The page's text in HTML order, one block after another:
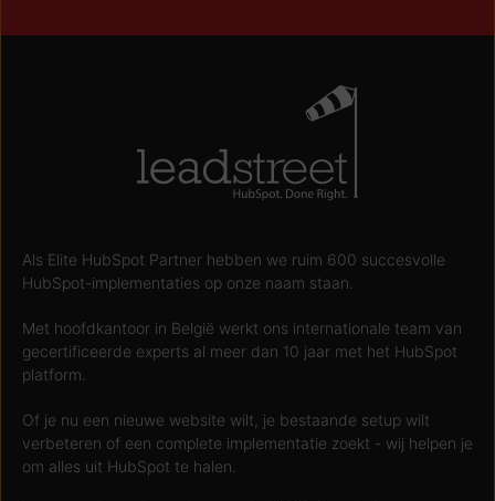
Als Elite HubSpot Partner hebben we ruim 600 succesvolle
HubSpot-implementaties op onze naam staan.
Met hoofdkantoor in België werkt ons internationale team van
gecertificeerde experts al meer dan 10 jaar met het HubSpot
platform.
Of je nu een nieuwe website wilt, je bestaande setup wilt
verbeteren of een complete implementatie zoekt - wij helpen je
om alles uit HubSpot te halen.